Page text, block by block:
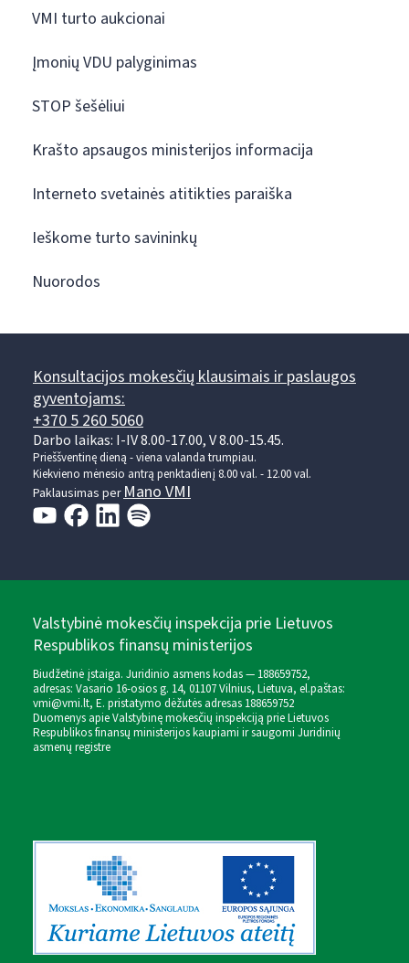
VMI turto aukcionai
Įmonių VDU palyginimas
STOP šešėliui
Krašto apsaugos ministerijos informacija
Interneto svetainės atitikties paraiška
Ieškome turto savininkų
Nuorodos
Konsultacijos mokesčių klausimais ir paslaugos
gyventojams:
+370 5 260 5060
Darbo laikas: I-IV 8.00-17.00, V 8.00-15.45.
Prieššventinę dieną - viena valanda trumpiau.
Kiekvieno mėnesio antrą penktadienį 8.00 val. - 12.00 val.
Paklausimas perMano VMI
Valstybinė mokesčių inspekcija prie Lietuvos
Respublikos finansų ministerijos
Biudžetinė įstaiga. Juridinio asmens kodas — 188659752,
adresas: Vasario 16-osios g. 14, 01107 Vilnius, Lietuva, el.paštas:
vmi@vmi.lt, E. pristatymo dėžutės adresas 188659752
Duomenys apie Valstybinę mokesčių inspekciją prie Lietuvos
Respublikos finansų ministerijos kaupiami ir saugomi Juridinių
asmenų registre